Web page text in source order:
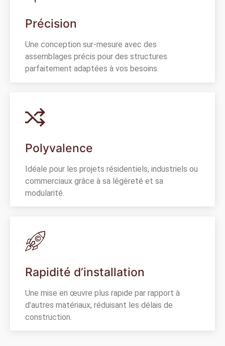
Précision
Une conception sur-mesure avec des
assemblages précis pour des structures
parfaitement adaptées à vos besoins.
Polyvalence
Idéale pour les projets résidentiels, industriels ou
commerciaux grâce à sa légèreté et sa
modularité.
Rapidité d’installation
Une mise en œuvre plus rapide par rapport à
d’autres matériaux, réduisant les délais de
construction.